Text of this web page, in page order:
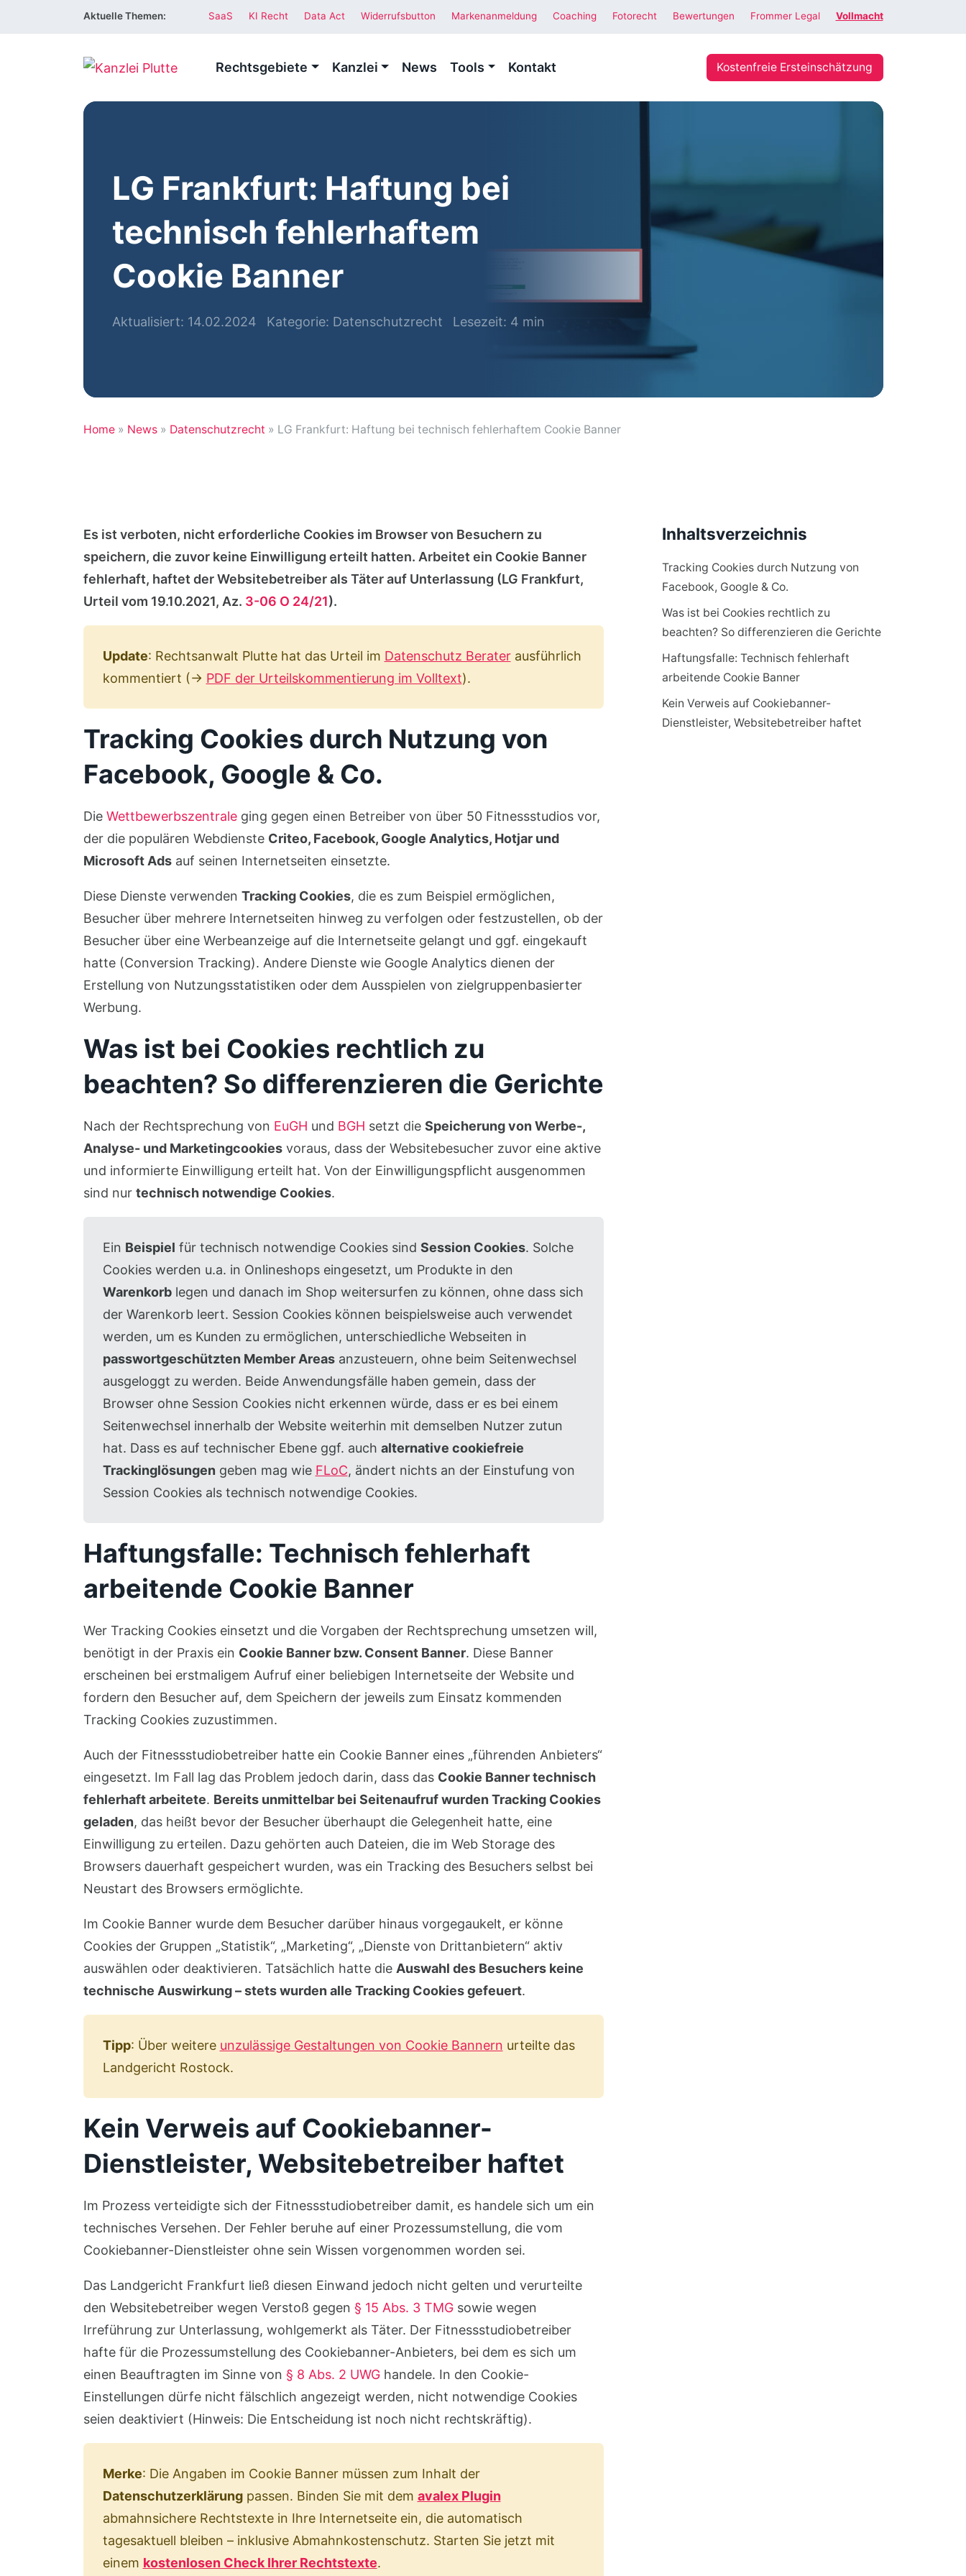
Aktuelle Themen: SaaS KI Recht Data Act Widerrufsbutton Markenanmeldung Coaching Fotorecht Bewertungen Frommer Legal Vollmacht
Kostenfreie Ersteinschätzung
Rechtsgebiete Kanzlei News Tools Kontakt
LG Frankfurt: Haftung bei
technisch fehlerhaftem
Cookie Banner
Aktualisiert: 14.02.2024 Kategorie: Datenschutzrecht Lesezeit: 4 min
Home» News» Datenschutzrecht » LG Frankfurt: Haftung bei technisch fehlerhaftem Cookie Banner
Es ist verboten, nicht erforderliche Cookies im Browser von Besuchern zu
speichern, die zuvor keine Einwilligung erteilt hatten. Arbeitet ein Cookie Banner
fehlerhaft, haftet der Websitebetreiber als Täter auf Unterlassung (LG Frankfurt,
Urteil vom 19.10.2021, Az. 3-06 O 24/21).
Update: Rechtsanwalt Plutte hat das Urteil im Datenschutz Beraterausführlich
kommentiert (→ PDF der Urteilskommentierung im Volltext).
Tracking Cookies durch Nutzung von
Facebook, Google & Co.
Die Wettbewerbszentraleging gegen einen Betreiber von über 50 Fitnessstudios vor,
der die populären Webdienste Criteo, Facebook, Google Analytics, Hotjar und
Microsoft Adsauf seinen Internetseiten einsetzte.
Diese Dienste verwenden Tracking Cookies, die es zum Beispiel ermöglichen,
Besucher über mehrere Internetseiten hinweg zu verfolgen oder festzustellen, ob der
Besucher über eine Werbeanzeige auf die Internetseite gelangt und ggf. eingekauft
hatte (Conversion Tracking). Andere Dienste wie Google Analytics dienen der
Erstellung von Nutzungsstatistiken oder dem Ausspielen von zielgruppenbasierter
Werbung.
Was ist bei Cookies rechtlich zu
beachten? So differenzieren die Gerichte
Nach der Rechtsprechung von EuGH und BGH setzt die Speicherung von Werbe-,
Analyse- und Marketingcookiesvoraus, dass der Websitebesucher zuvor eine aktive
und informierte Einwilligung erteilt hat. Von der Einwilligungspflicht ausgenommen
sind nur technisch notwendige Cookies.
Ein Beispiel für technisch notwendige Cookies sind Session Cookies. Solche
Cookies werden u.a. in Onlineshops eingesetzt, um Produkte in den
Warenkorblegen und danach im Shop weitersurfen zu können, ohne dass sich
der Warenkorb leert. Session Cookies können beispielsweise auch verwendet
werden, um es Kunden zu ermöglichen, unterschiedliche Webseiten in
passwortgeschützten Member Areasanzusteuern, ohne beim Seitenwechsel
ausgeloggt zu werden. Beide Anwendungsfälle haben gemein, dass der
Browser ohne Session Cookies nicht erkennen würde, dass er es bei einem
Seitenwechsel innerhalb der Website weiterhin mit demselben Nutzer zutun
hat. Dass es auf technischer Ebene ggf. auch alternative cookiefreie
Trackinglösungen geben mag wie FLoC, ändert nichts an der Einstufung von
Session Cookies als technisch notwendige Cookies.
Haftungsfalle: Technisch fehlerhaft
arbeitende Cookie Banner
Wer Tracking Cookies einsetzt und die Vorgaben der Rechtsprechung umsetzen will,
benötigt in der Praxis ein Cookie Banner bzw. Consent Banner. Diese Banner
erscheinen bei erstmaligem Aufruf einer beliebigen Internetseite der Website und
fordern den Besucher auf, dem Speichern der jeweils zum Einsatz kommenden
Tracking Cookies zuzustimmen.
Auch der Fitnessstudiobetreiber hatte ein Cookie Banner eines „führenden Anbieters“
eingesetzt. Im Fall lag das Problem jedoch darin, dass das Cookie Banner technisch
fehlerhaft arbeitete. Bereits unmittelbar bei Seitenaufruf wurden Tracking Cookies
geladen, das heißt bevor der Besucher überhaupt die Gelegenheit hatte, eine
Einwilligung zu erteilen. Dazu gehörten auch Dateien, die im Web Storage des
Browsers dauerhaft gespeichert wurden, was ein Tracking des Besuchers selbst bei
Neustart des Browsers ermöglichte.
Im Cookie Banner wurde dem Besucher darüber hinaus vorgegaukelt, er könne
Cookies der Gruppen „Statistik“, „Marketing“, „Dienste von Drittanbietern“ aktiv
auswählen oder deaktivieren. Tatsächlich hatte die Auswahl des Besuchers keine
technische Auswirkung – stets wurden alle Tracking Cookies gefeuert.
Tipp: Über weitere unzulässige Gestaltungen von Cookie Bannern urteilte das
Landgericht Rostock.
Kein Verweis auf Cookiebanner-
Dienstleister, Websitebetreiber haftet
Im Prozess verteidigte sich der Fitnessstudiobetreiber damit, es handele sich um ein
technisches Versehen. Der Fehler beruhe auf einer Prozessumstellung, die vom
Cookiebanner-Dienstleister ohne sein Wissen vorgenommen worden sei.
Das Landgericht Frankfurt ließ diesen Einwand jedoch nicht gelten und verurteilte
den Websitebetreiber wegen Verstoß gegen § 15 Abs. 3 TMGsowie wegen
Irreführung zur Unterlassung, wohlgemerkt als Täter. Der Fitnessstudiobetreiber
hafte für die Prozessumstellung des Cookiebanner-Anbieters, bei dem es sich um
einen Beauftragten im Sinne von § 8 Abs. 2 UWGhandele. In den Cookie-
Einstellungen dürfe nicht fälschlich angezeigt werden, nicht notwendige Cookies
seien deaktiviert (Hinweis: Die Entscheidung ist noch nicht rechtskräftig).
Merke: Die Angaben im Cookie Banner müssen zum Inhalt der
Datenschutzerklärungpassen. Binden Sie mit dem avalex Plugin
abmahnsichere Rechtstexte in Ihre Internetseite ein, die automatisch
tagesaktuell bleiben – inklusive Abmahnkostenschutz. Starten Sie jetzt mit
einem kostenlosen Check Ihrer Rechtstexte.
Inhaltsverzeichnis
Tracking Cookies durch Nutzung von
Facebook, Google & Co.
Was ist bei Cookies rechtlich zu
beachten? So differenzieren die Gerichte
Haftungsfalle: Technisch fehlerhaft
arbeitende Cookie Banner
Kein Verweis auf Cookiebanner-
Dienstleister, Websitebetreiber haftet